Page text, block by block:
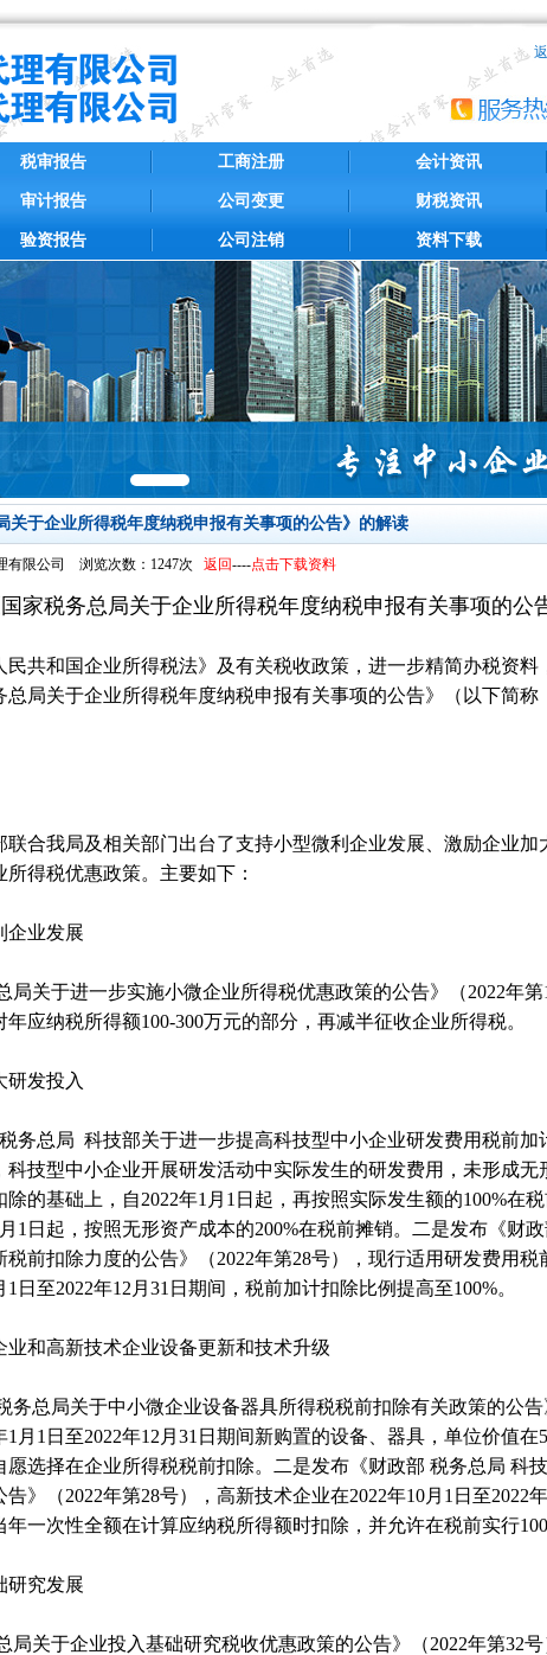
税审报告
审计报告
验资报告
工商注册
公司变更
公司注销
会计资讯
财税资讯
资料下载
1
关于企业所得税年度纳税申报有关事项的公告》的解读
有限公司 浏览次数：1247次 返回----点击下载资料
家税务总局关于企业所得税年度纳税申报有关事项的公
民共和国企业所得税法》及有关税收政策，进一步精简办税资料
总局关于企业所得税年度纳税申报有关事项的公告》（以下简称
联合我局及相关部门出台了支持小型微利企业发展、激励企业加
得税优惠政策。主要如下：
企业发展
局关于进一步实施小微企业所得税优惠政策的公告》（2022年第
应纳税所得额100-300万元的部分，再减半征收企业所得税。
研发投入
务总局 科技部关于进一步提高科技型中小企业研发费用税前加
科技型中小企业开展研发活动中实际发生的研发费用，未形成
除的基础上，自2022年1月1日起，再按照实际发生额的100%在
1日起，按照无形资产成本的200%在税前摊销。二是发布《财
前扣除力度的公告》（2022年第28号），现行适用研发费用税
日至2022年12月31日期间，税前加计扣除比例提高至100%。
业和高新技术企业设备更新和技术升级
务总局关于中小微企业设备器具所得税税前扣除有关政策的公告
1月1日至2022年12月31日期间新购置的设备、器具，单位价值在
愿选择在企业所得税税前扣除。二是发布《财政部 税务总局 科
》（2022年第28号），高新技术企业在2022年10月1日至2022
一次性全额在计算应纳税所得额时扣除，并允许在税前实行
研究发展
局关于企业投入基础研究税收优惠政策的公告》（2022年第32